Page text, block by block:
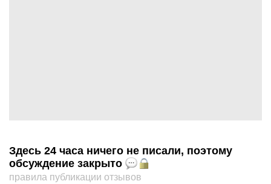
Здесь 24 часа ничего не писали, поэтому
обсуждение закрыто
правила публикации отзывов